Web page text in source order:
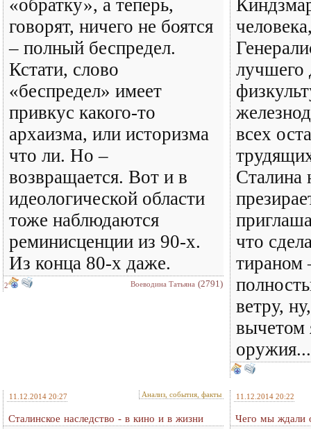
«обратку», а теперь,
говорят, ничего не боятся
– полный беспредел.
Кстати, слово
«беспредел» имеет
привкус какого-то
архаизма, или историзма
что ли. Но –
возвращается. Вот и в
идеологической области
тоже наблюдаются
реминисценции из 90-х.
Из конца 80-х даже.
2 Воеводина Татьяна (2791)
лучшего
всех
Сталина
что
тираном
ветру,
вычетом
оружия...
11.12.2014 20:27 Анализ, события, факты
Сталинское наследство - в кино и в жизни
11.12.2014 20:22
Чего мы ждали